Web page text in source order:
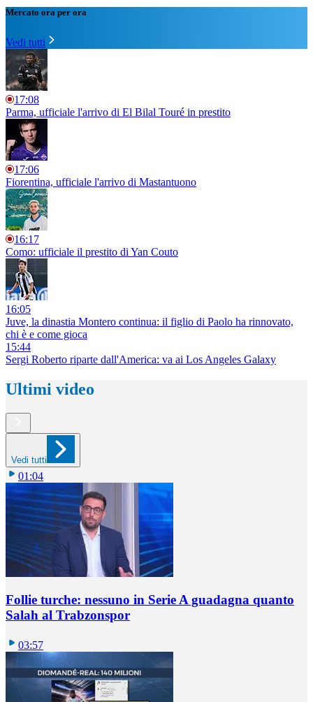
Mercato ora per ora
Vedi tutti
17:08
Parma, ufficiale l'arrivo di El Bilal Touré in prestito
17:06
Fiorentina, ufficiale l'arrivo di Mastantuono
16:17
Como: ufficiale il prestito di Yan Couto
16:05
Juve, la dinastia Montero continua: il figlio di Paolo ha rinnovato,
chi è e come gioca
15:44
Sergi Roberto riparte dall'America: va ai Los Angeles Galaxy
Ultimi video
Vedi tutti
01:04
Follie turche: nessuno in Serie A guadagna quanto
Salah al Trabzonspor
03:57